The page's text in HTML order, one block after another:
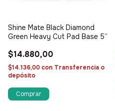
Shine Mate Black Diamond
Green Heavy Cut Pad Base 5”
$14.880,00
$14.136,00 con Transferencia o
depósito